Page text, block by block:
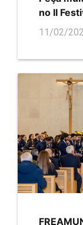
no II
11/02/